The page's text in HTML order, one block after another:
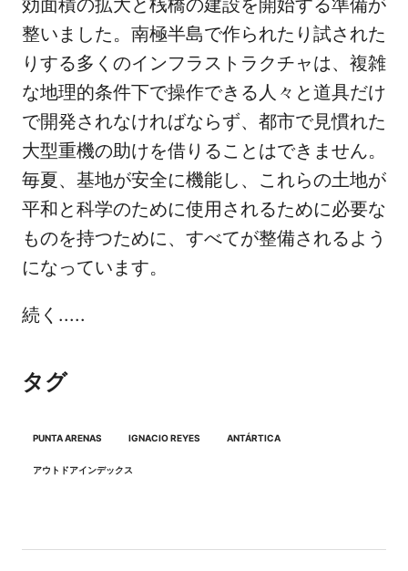
整いました。南極半島で作られたり試された
りする多くのインフラストラクチャは、複雑
な地理的条件下で操作できる人々と道具だけ
で開発されなければならず、都市で見慣れた
大型重機の助けを借りることはできません。
毎夏、基地が安全に機能し、これらの土地が
平和と科学のために使用されるために必要な
ものを持つために、すべてが整備されるよう
になっています。
続く.....
タグ
PUNTA ARENAS IGNACIO REYES ANTÁRTICA
アウトドアインデックス